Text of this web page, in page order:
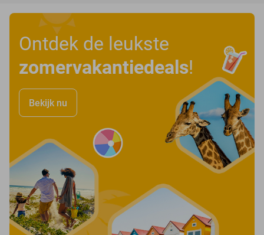
Ontdek de leukste
zomervakantiedeals!
Bekijk nu